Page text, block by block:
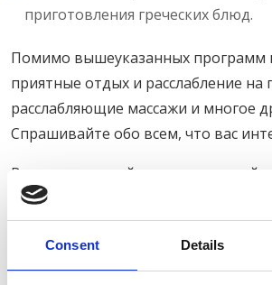
Consent Details
приготовления греческих блюд.
Помимо вышеуказанных программ
приятные отдых и расслабление на
расслабляющие массажи и многое
Спрашивайте обо всем, что вас
В качестве семейных развлечений
водные или пляжные игры,
археологических
восхитительного Cretaquarium,
водных горках в аквапарке,